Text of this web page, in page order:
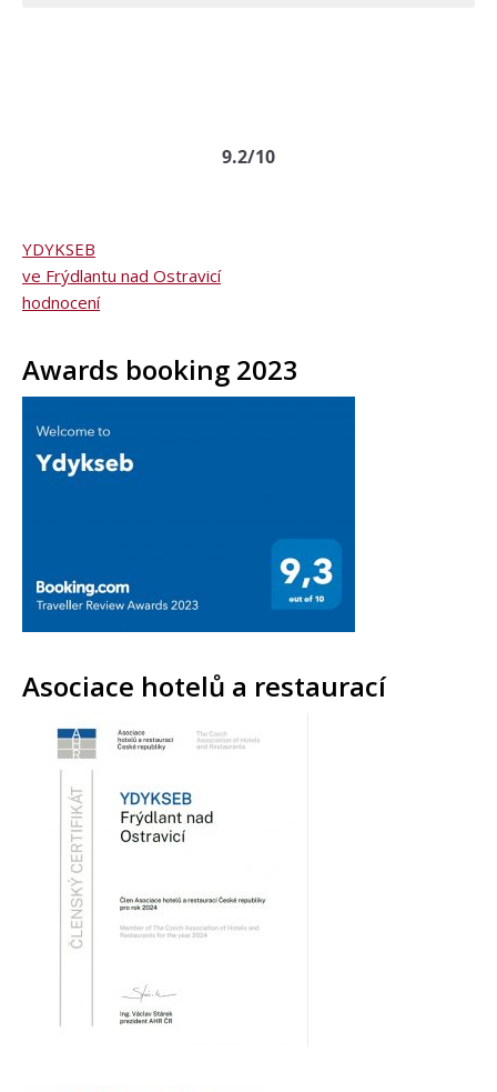
9.2/10
YDYKSEB
ve Frýdlantu nad Ostravicí
hodnocení
Awards booking 2023
Asociace hotelů a restaurací